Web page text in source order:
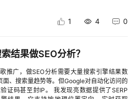
点产生的数据进行统一连接。 帮助企业：
迹 ○ 了解用户跨渠道使用情况 ○ 构建更加完
开放、智能分析与统一用户视图，ClkLog 正
续探索用户数据与业务应用的深度融合，帮
，更灵活地应用用户数据，持续释放用户数据
宅、数据中心、移动）、地理位置、浏览器指
1 4 0
结果做SEO分析？
推广，做SEO分析需要大量搜索引擎结果数
面、搜索量趋势等。但Google对自动化访问的
我发现亮数据提供了SERP